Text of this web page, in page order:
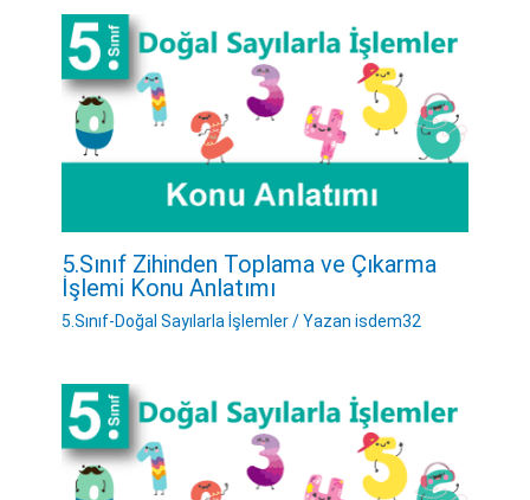
5.Sınıf Zihinden Toplama ve Çıkarma
İşlemi Konu Anlatımı
5.Sınıf-Doğal Sayılarla İşlemler/ Yazan isdem32